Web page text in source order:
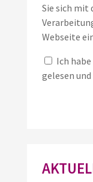
Sie sich mit
Webseite
Ich habe
gelesen